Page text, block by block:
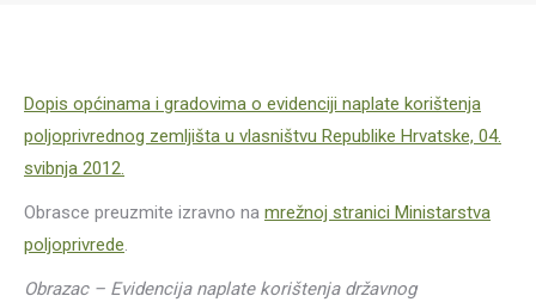
Dopis općinama i gradovima o evidenciji naplate korištenja
poljoprivrednog zemljišta u vlasništvu Republike Hrvatske, 04.
svibnja 2012.
Obrasce preuzmite izravno na mrežnoj stranici Ministarstva
poljoprivrede.
Obrazac – Evidencija naplate korištenja državnog